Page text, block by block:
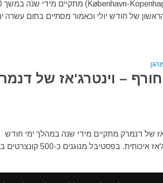
של חודש יולי וכאמור מסתיים בתום עשרה
– וינטרג'אז של
של דנמרק מתקיים מידי שנה במהלך ימי חודש
בפסטיבל מנוגנים כ-500 קונצרטים בכ –...